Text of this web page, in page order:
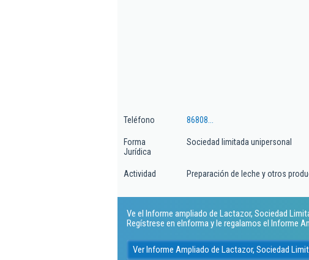
Teléfono 86808...
Forma
Jurídica
Sociedad limitada unipersonal
Actividad Preparación de leche y otros
Ve el Informe ampliado de Lactazor, Sociedad
Regístrese en eInforma y le regalamos el Informe
Ver Informe Ampliado de Lactazor, Sociedad